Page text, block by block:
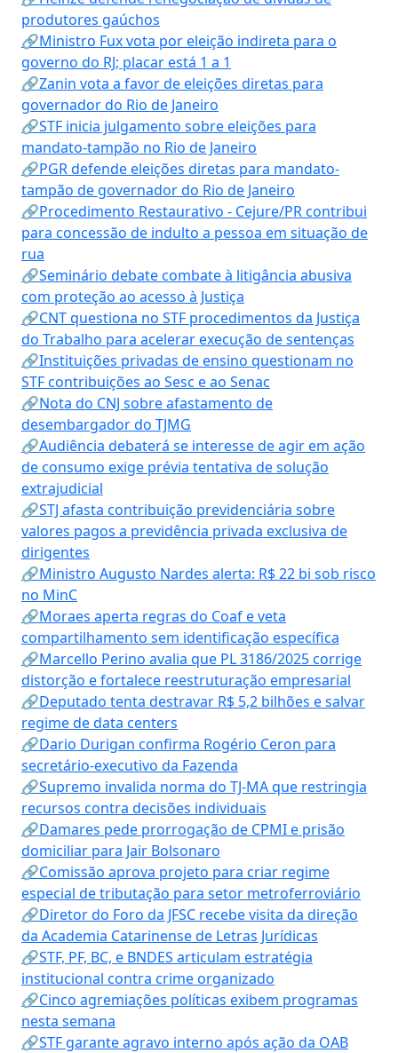
produtores gaúchos
🔗Ministro Fux vota por eleição indireta para o
governo do RJ; placar está 1 a 1
🔗Zanin vota a favor de eleições diretas para
governador do Rio de Janeiro
🔗STF inicia julgamento sobre eleições para
mandato-tampão no Rio de Janeiro
🔗PGR defende eleições diretas para mandato-
tampão de governador do Rio de Janeiro
🔗Procedimento Restaurativo - Cejure/PR contribui
para concessão de indulto a pessoa em situação de
rua
🔗Seminário debate combate à litigância abusiva
com proteção ao acesso à Justiça
🔗CNT questiona no STF procedimentos da Justiça
do Trabalho para acelerar execução de sentenças
🔗Instituições privadas de ensino questionam no
STF contribuições ao Sesc e ao Senac
🔗Nota do CNJ sobre afastamento de
desembargador do TJMG
🔗Audiência debaterá se interesse de agir em ação
de consumo exige prévia tentativa de solução
extrajudicial
🔗STJ afasta contribuição previdenciária sobre
valores pagos a previdência privada exclusiva de
dirigentes
🔗Ministro Augusto Nardes alerta: R$ 22 bi sob risco
no MinC
🔗Moraes aperta regras do Coaf e veta
compartilhamento sem identificação específica
🔗Marcello Perino avalia que PL 3186/2025 corrige
distorção e fortalece reestruturação empresarial
🔗Deputado tenta destravar R$ 5,2 bilhões e salvar
regime de data centers
🔗Dario Durigan confirma Rogério Ceron para
secretário-executivo da Fazenda
🔗Supremo invalida norma do TJ-MA que restringia
recursos contra decisões individuais
🔗Damares pede prorrogação de CPMI e prisão
domiciliar para Jair Bolsonaro
🔗Comissão aprova projeto para criar regime
especial de tributação para setor metroferroviário
🔗Diretor do Foro da JFSC recebe visita da direção
da Academia Catarinense de Letras Jurídicas
🔗STF, PF, BC, e BNDES articulam estratégia
institucional contra crime organizado
🔗Cinco agremiações políticas exibem programas
nesta semana
🔗STF garante agravo interno após ação da OAB